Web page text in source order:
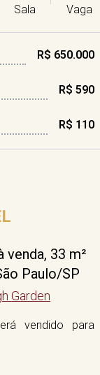
Sala
Vaga
R$ 650.000
R$ 590
R$ 110
33 m²
Paulo/SP
Garden
vendido para